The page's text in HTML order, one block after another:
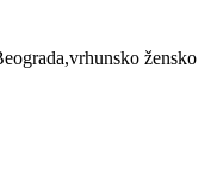
žensko